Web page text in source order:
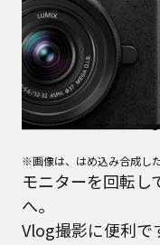
※画像は、はめ込み合成した
モニターを回転し
へ。
Vlog撮影に便利で